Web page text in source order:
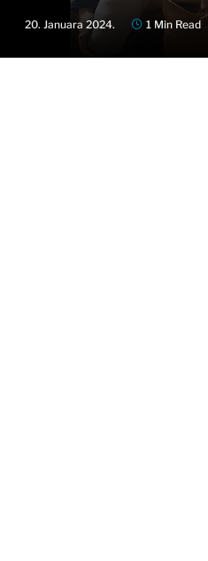
20. Januara 2024. 1 Min Read